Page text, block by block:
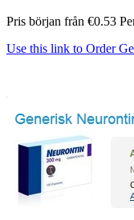
Pris början från €0.53
Use this link to Order